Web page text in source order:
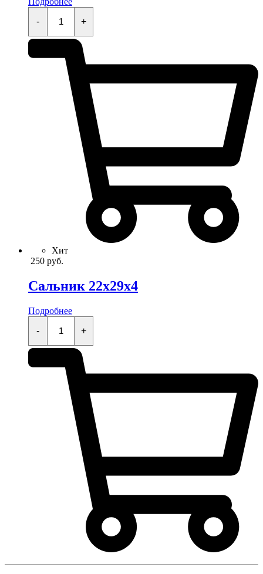
-
стартера
KT50,TS,MINI,TD,K,TT,EVO
+
Хит
250 руб.
Сальник 22x29x4
Подробнее
-
22x29x4 +